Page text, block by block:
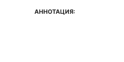
АННОТАЦИЯ: